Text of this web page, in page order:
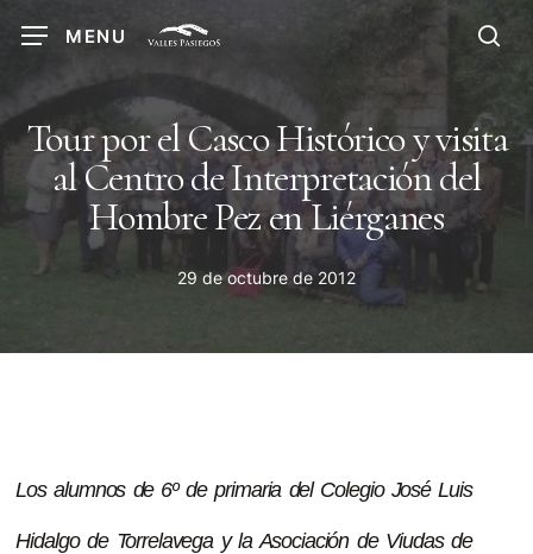
content
MENU
Tour por el Casco Histórico y visita
al Centro de Interpretación del
Hombre Pez en Liérganes
29 de octubre de 2012
Los alumnos de 6º de primaria del Colegio José Luis
Hidalgo de Torrelavega y la Asociación de Viudas de